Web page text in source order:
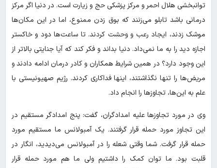
توانبخشی هلال احمر و مرکز پزشکی حج و زیارت است. در دنیا اگر مرکز
درمانی باشد تابلو می‌زنند که بوق زدن ممنوع، اما در این مکان‌ها
موشک زدند، ایجاد رعب و وحشت کردند. تا ساعت‌ها دود و خاکستر
اجازه دید را به ما نمی‌داد. دنیا بداند و فکر کند که آیا جنایتی بالاتر از
این وجود دارد؟ در همین شرایط همکاران و کادر درمان ادامه دادند و
مریض‌ها را تنها نگذاشتند، اینها فداکاری کردند. رژیم صهیونیستی با
علم به این‌ها، تجاوزها را انجام داد.
وی در مورد تجاوزها علیه امدادگران، گفت: پنج امدادگر مستقیم در
این تجاوز مورد حمله قرار گرفتند. یک آمبولانس ما مستقیم مورد
حمله قرار گرفت. شما وقتی شعله را در آمبولانس می‌دیدید، انگار در
قلبت بود. ما توان کمک را داشتیم ولی ما هم مورد حمله قرار